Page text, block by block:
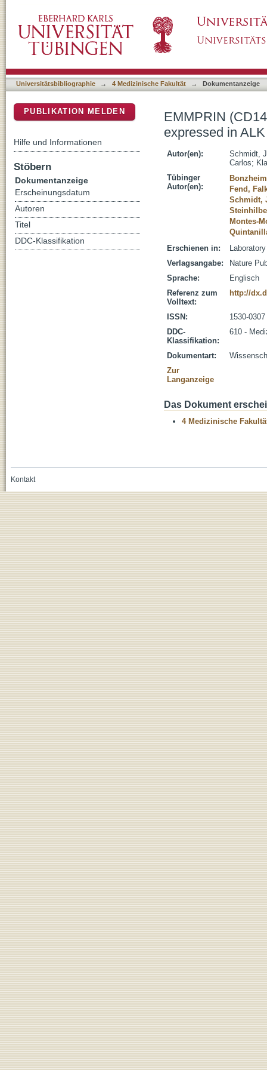
anaplastic large-cell lymphoma
Universitätsbibliographie → 4 Medizinische Fakultät → Dokumentanzeige
EMMPRIN
expressed in
Autor(en):
Schmidt,
Carlos;
Tübinger
Autor(en):
Fend,
Schmidt,
Montes-
Erschienen in:
Verlagsangabe:
Nature
Sprache:
Englisch
Referenz zum
Volltext:
http://
ISSN:
1530-0307
DDC-
Klassifikation:
610 -
Dokumentart:
Zur
Langanzeige
Das Dokument
4 Medizinische
PUBLIKATION MELDEN
Hilfe und Informationen
Stöbern
Dokumentanzeige
Erscheinungsdatum
Autoren
Titel
DDC-Klassifikation
Kontakt